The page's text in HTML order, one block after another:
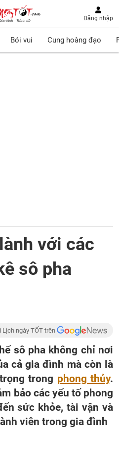
Đăng nhập
Bói vui Cung hoàng đạo
với các
sô pha
Lịch ngày TỐT trên
sô pha không chỉ nơi
cả gia đình mà còn là
trong phong thủy.
bảo các yếu tố phong
sức khỏe, tài vận và
viên trong gia đình